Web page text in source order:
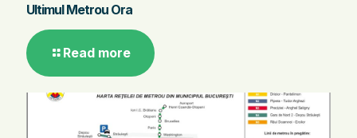
Ultimul Metrou Ora
Read more